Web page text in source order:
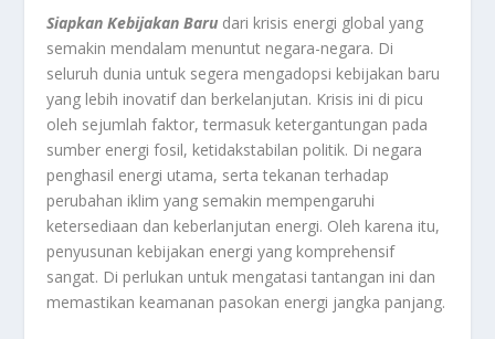
Siapkan Kebijakan Baru dari krisis energi global yang
semakin mendalam menuntut negara-negara. Di
seluruh dunia untuk segera mengadopsi kebijakan baru
yang lebih inovatif dan berkelanjutan. Krisis ini di picu
oleh sejumlah faktor, termasuk ketergantungan pada
sumber energi fosil, ketidakstabilan politik. Di negara
penghasil energi utama, serta tekanan terhadap
perubahan iklim yang semakin mempengaruhi
ketersediaan dan keberlanjutan energi. Oleh karena itu,
penyusunan kebijakan energi yang komprehensif
sangat. Di perlukan untuk mengatasi tantangan ini dan
memastikan keamanan pasokan energi jangka panjang.